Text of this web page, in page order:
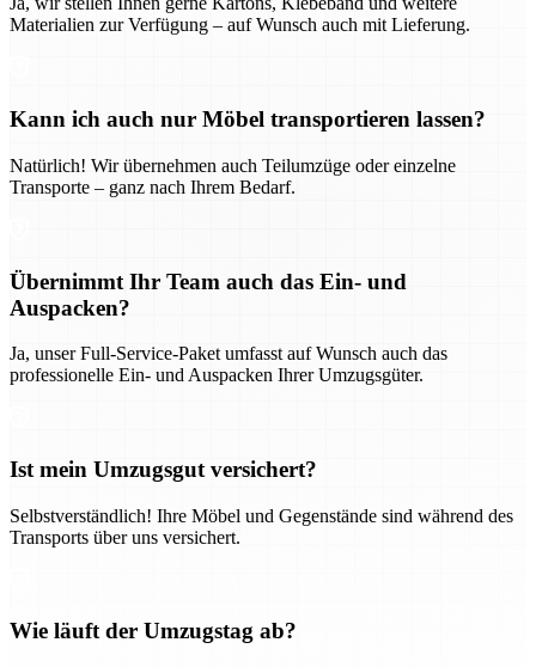
Materialien zur Verfügung – auf Wunsch auch mit Lieferung.
Kann ich auch nur Möbel transportieren lassen?
Natürlich! Wir übernehmen auch Teilumzüge oder einzelne
Transporte – ganz nach Ihrem Bedarf.
Übernimmt Ihr Team auch das Ein- und
Auspacken?
Ja, unser Full-Service-Paket umfasst auf Wunsch auch das
professionelle Ein- und Auspacken Ihrer Umzugsgüter.
Ist mein Umzugsgut versichert?
Selbstverständlich! Ihre Möbel und Gegenstände sind während des
Transports über uns versichert.
Wie läuft der Umzugstag ab?